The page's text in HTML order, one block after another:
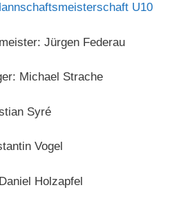
U10
Jürgen Federau
Michael Strache
Syré
Vogel
Holzapfel